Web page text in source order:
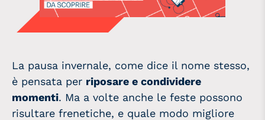
La pausa invernale, come dice il nome stesso,
è pensata per riposare e condividere
momenti. Ma a volte anche le feste possono
risultare frenetiche, e quale modo migliore